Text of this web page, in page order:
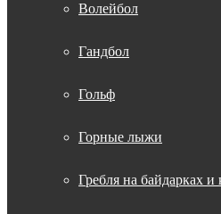
Волейбол
Гандбол
Гольф
Горные лыжи
Гребля на байдарках и